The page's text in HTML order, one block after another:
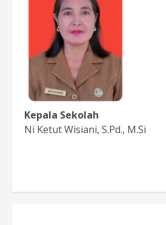
Kepala Sekolah
Ni Ketut Wisiani, S.Pd., M.Si